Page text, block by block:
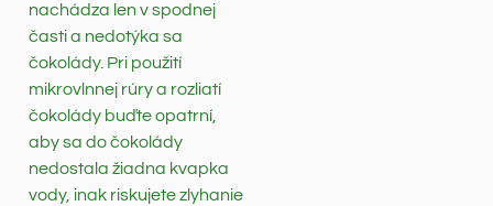
nachádza len v spodnej
časti a nedotýka sa
čokolády. Pri použití
mikrovlnnej rúry a rozliatí
čokolády buďte opatrní,
aby sa do čokolády
nedostala žiadna kvapka
vody, inak riskujete zlyhanie